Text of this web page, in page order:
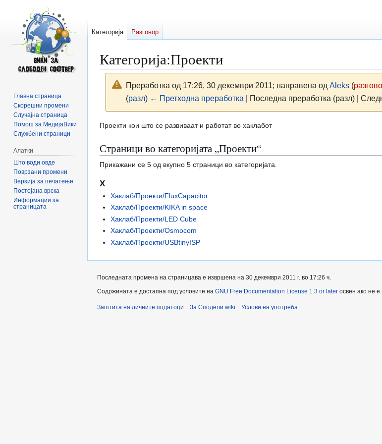
Категорија:Проекти
Преработка од 17:26, 30 декември 2011; направена од Aleks (
(разл) ← Претходна преработка | Последна преработка (разл) |
Прејди
прегледникот
Прејди
пребарувањето
Проекти кои што се развиваат и работат во хаклабот
Страници во категоријата „Проекти“
Прикажани се 5 од вкупно 5 страници во категоријата.
Х
Хаклаб/Проекти/FluxCapacitor
Хаклаб/Проекти/KIKA in space
Хаклаб/Проекти/LED Cube
Хаклаб/Проекти/Osmocom
Хаклаб/Проекти/USBtinyISP
Категорија Разговор
Главна страница
Скорешни промени
Случајна страница
Помош за МедијаВики
Службени страници
Алатки
Што води овде
Поврзани промени
Верзија за печатење
Постојана врска
Информации за
страницата
Последната промена на страницава е извршена на 30 декември 2011 г. во 17:26 ч.
Содржината е достапна под условите на GNU Free Documentation License 1.3 or later освен ако не
Заштита на личните податоци За Сподели wiki Услови на употреба